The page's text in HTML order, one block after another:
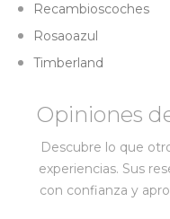
Recambioscoches
Rosaoazul
Timberland
Opiniones
Descubre lo que
experiencias. Sus
con confianza y